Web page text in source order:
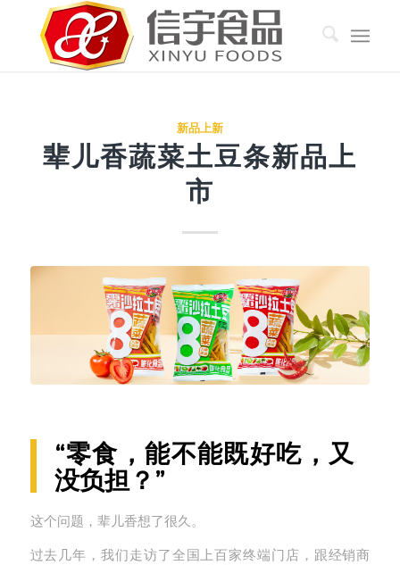
新品上新
辈儿香蔬菜土豆条新品上
市
“零食，能不能既好吃，又
没负担？”
这个问题，辈儿香想了很久。
过去几年，我们走访了全国上百家终端门店，跟经销商